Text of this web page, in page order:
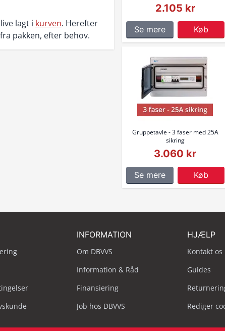
lagt i kurven. Herefter
pakken, efter behov.
2.105 kr
Se mere Køb
Gruppetavle - 3 faser med 25A
sikring
3.060 kr
Se mere Køb
INFORMATION
Om DBVVS
Information & Råd
Finansiering
Job hos DBVVS
HJÆLP
Kontakt os
Guides
Rediger